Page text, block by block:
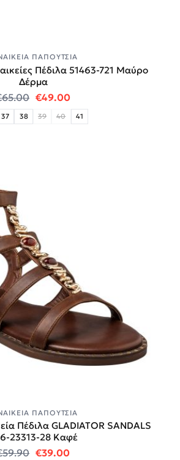
ΠΑΠΟΎΤΣΙΑ
Πέδιλα 51463-721 Μαύρο
Δέρμα
65.00 Original price was: €65.00.
€49.00Η τρέχουσα τιμή
37 38 39 40 41
ΠΑΠΟΎΤΣΙΑ
Πέδιλα GLADIATOR SANDALS
23313-28 Καφέ
59.90 Original price was: €59.90.
€39.00Η τρέχουσα τιμή